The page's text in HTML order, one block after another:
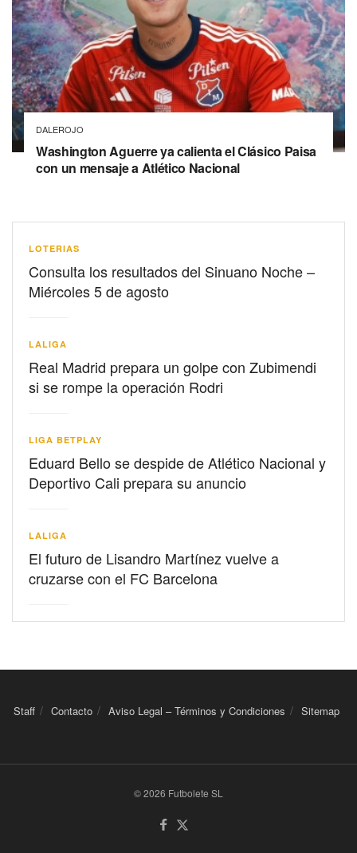
DALEROJO
Washington Aguerre ya calienta el Clásico Paisa
con un mensaje a Atlético Nacional
LOTERIAS
Consulta los resultados del Sinuano Noche –
Miércoles 5 de agosto
LALIGA
Real Madrid prepara un golpe con Zubimendi
si se rompe la operación Rodri
LIGA BETPLAY
Eduard Bello se despide de Atlético Nacional y
Deportivo Cali prepara su anuncio
LALIGA
El futuro de Lisandro Martínez vuelve a
cruzarse con el FC Barcelona
Staff Contacto Aviso Legal – Términos y Condiciones Sitemap
© 2026 Futbolete SL